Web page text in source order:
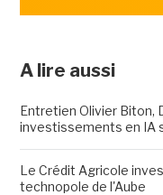
A lire aussi
Entretien Olivier Biton,
investissements en IA
Le Crédit Agricole
technopole de l'Aube